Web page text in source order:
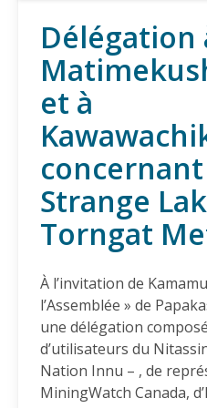
défense et les minéraux
18.03.2026
COMMUNIQUÉ
PL11 sur l’allègement
profits miniers, pas de
COMMUNIQUÉ
La société civile et le
à l'entreprise canadienne
définitivement fin à son
Équateur
20.11.2025
AMI(E)S DE MINES ALERTE
Accélérer les yeux
Délégation
et à
Strange
Torngat
À l’invitation de
l’Assemblée » de
une délégation
d’utilisateurs du
Nation Innu – , de
MiningWatch Canada,